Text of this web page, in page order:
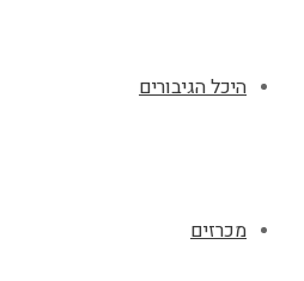
היכל הגיבורים
מכרזים